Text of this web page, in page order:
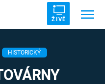
ŽIVĚ
SVĚTOVÁ VÁLKA
HISTORICKÝ